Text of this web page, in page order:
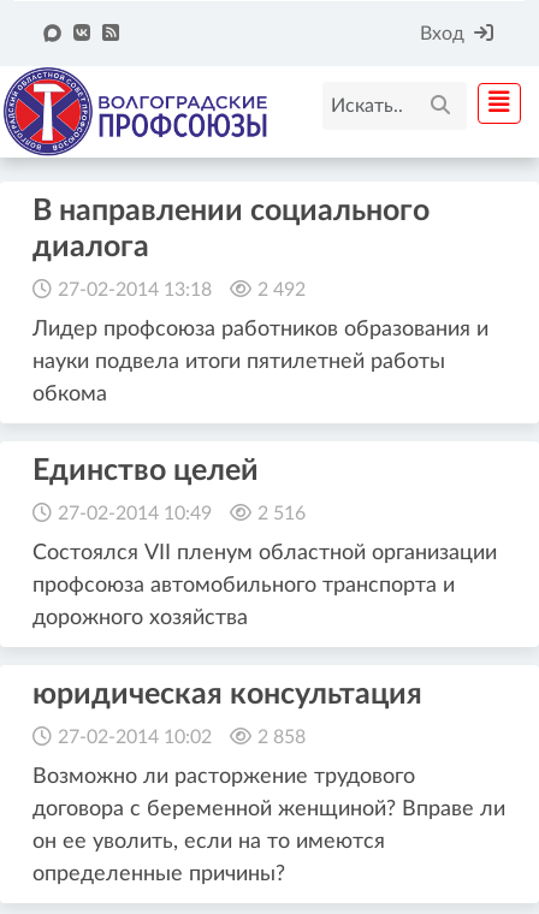
Вход
В направлении социального
диалога
27-02-2014 13:18 2 492
Лидер профсоюза работников образования и
науки подвела итоги пятилетней работы
обкома
Единство целей
27-02-2014 10:49 2 516
Состоялся VII пленум областной организации
профсоюза автомобильного транспорта и
дорожного хозяйства
юридическая консультация
27-02-2014 10:02 2 858
Возможно ли расторжение трудового
договора с беременной женщиной? Вправе ли
он ее уволить, если на то имеются
определенные причины?